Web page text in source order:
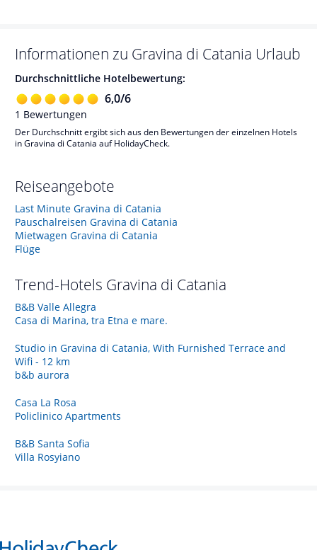
Informationen zu Gravina di Catania Urlaub
Durchschnittliche Hotelbewertung:
6,0/6
1 Bewertungen
Der Durchschnitt ergibt sich aus den Bewertungen der einzelnen Hotels
in Gravina di Catania auf HolidayCheck.
Reiseangebote
Last Minute Gravina di Catania
Pauschalreisen Gravina di Catania
Mietwagen Gravina di Catania
Flüge
Trend-Hotels Gravina di Catania
B&B Valle Allegra
Casa di Marina, tra Etna e mare.
Studio in Gravina di Catania, With Furnished Terrace and
Wifi - 12 km
b&b aurora
Casa La Rosa
Policlinico Apartments
B&B Santa Sofia
Villa Rosyiano